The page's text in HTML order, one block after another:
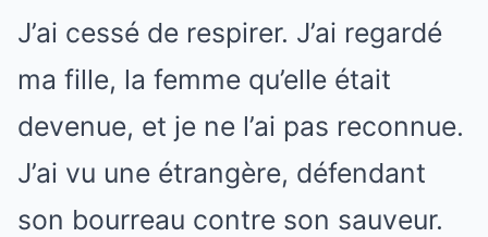
J’ai cessé de respirer. J’ai regardé
ma fille, la femme qu’elle était
devenue, et je ne l’ai pas reconnue.
J’ai vu une étrangère, défendant
son bourreau contre son sauveur.